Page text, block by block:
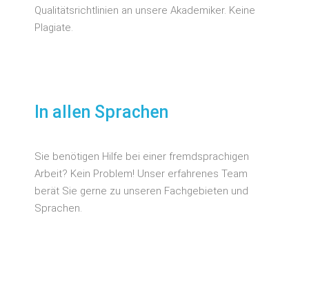
Qualitätsrichtlinien an unsere Akademiker. Keine
Plagiate.
In allen Sprachen
Sie benötigen Hilfe bei einer fremdsprachigen
Arbeit? Kein Problem! Unser erfahrenes Team
berät Sie gerne zu unseren Fachgebieten und
Sprachen.